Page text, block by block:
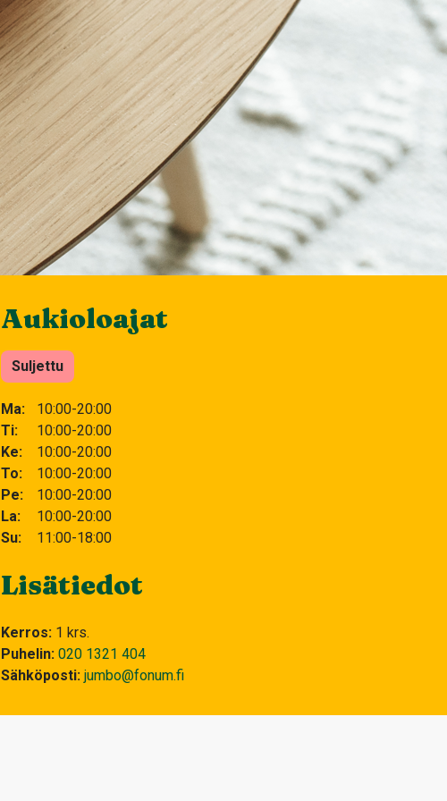
Aukioloajat
Suljettu
Ma
10:00-20:00
Ti
10:00-20:00
Ke
10:00-20:00
To
10:00-20:00
Pe
10:00-20:00
La
10:00-20:00
Su
11:00-18:00
Lisätiedot
Kerros 1 krs.
Puhelin 020 1321 404
Sähköposti jumbo@fonum.fi